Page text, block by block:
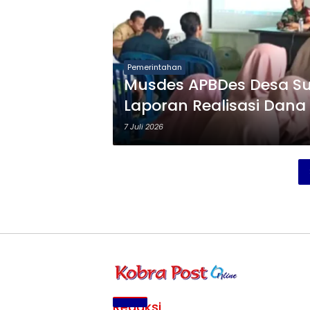
Pemerintahan
Musdes APBDes Desa
Laporan Realisasi
7 Juli 2026